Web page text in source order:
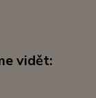
vidět: